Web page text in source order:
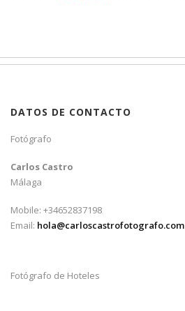
DATOS DE CONTACTO
Fotógrafo
Carlos Castro
Málaga
Mobile: +34652837198
Email: hola@carloscastrofotografo.com
Fotógrafo de Hoteles